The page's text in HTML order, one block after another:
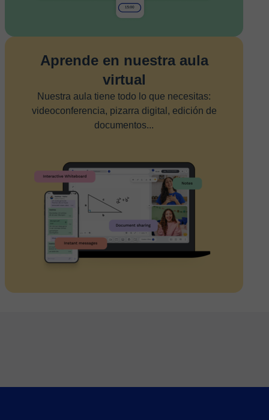
Aprende en nuestra aula
virtual
Nuestra aula tiene todo lo que necesitas:
videoconferencia, pizarra digital, edición de
documentos...